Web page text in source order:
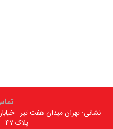
نشانی: تهران-میدان هفت تیر -
پلاک ۴۷ - واحد ۱